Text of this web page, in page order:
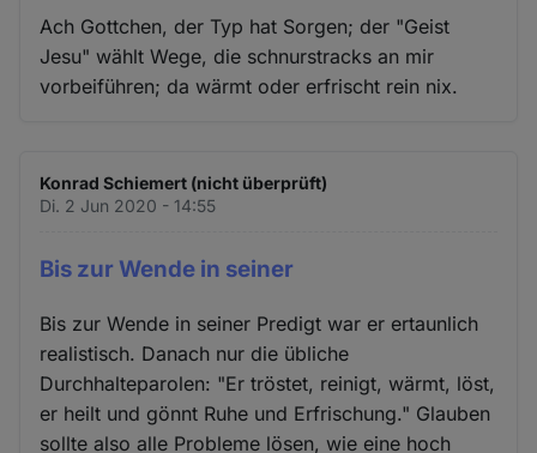
Ach Gottchen, der Typ hat Sorgen; der "Geist
Jesu" wählt Wege, die schnurstracks an mir
vorbeiführen; da wärmt oder erfrischt rein nix.
Konrad Schiemert (nicht überprüft)
Di. 2 Jun 2020 - 14:55
Bis zur Wende in seiner
Bis zur Wende in seiner Predigt war er ertaunlich
realistisch. Danach nur die übliche
Durchhalteparolen: "Er tröstet, reinigt, wärmt, löst,
er heilt und gönnt Ruhe und Erfrischung." Glauben
sollte also alle Probleme lösen, wie eine hoch